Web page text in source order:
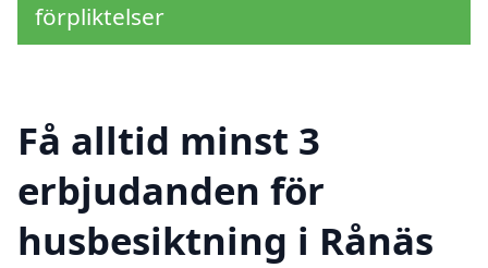
förpliktelser
Få alltid minst 3
erbjudanden för
husbesiktning i Rånäs